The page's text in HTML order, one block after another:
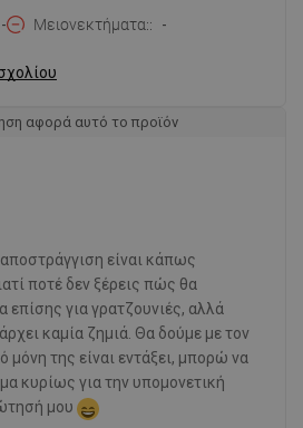
- Μειονεκτήματα: -
αφορά αυτό το προϊόν
είναι κάπως
ποτέ δεν ξέρεις πώς θα
επίσης για γρατζουνιές, αλλά
καμία ζημιά. Θα δούμε με τον
μόνη της είναι εντάξει, μπορώ να
κυρίως για την υπομονετική
μου